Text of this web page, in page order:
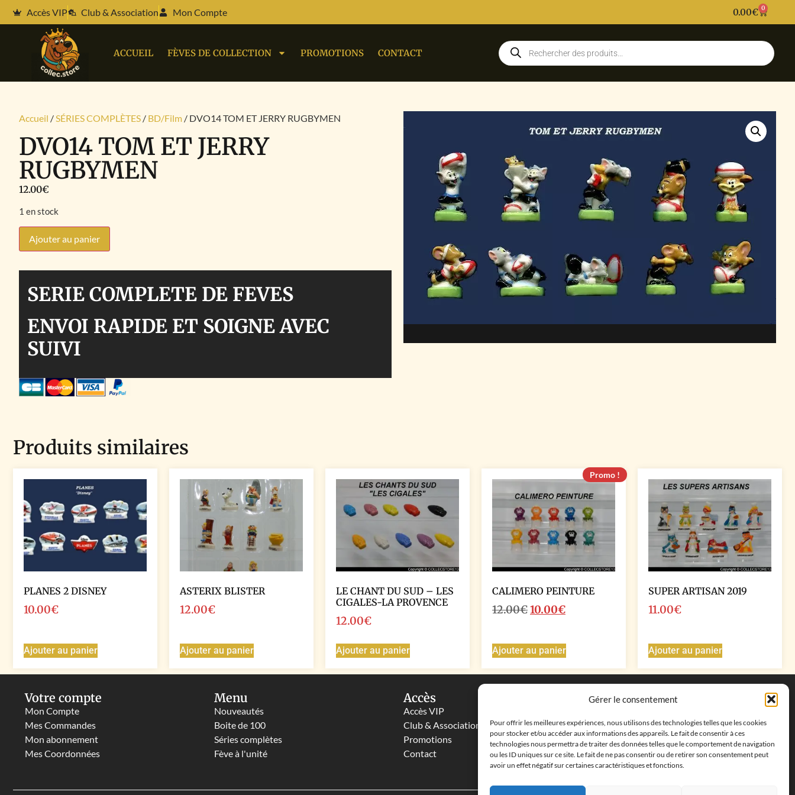
Gérer le consentement
Pour offrir les meilleures expériences, nous utilisons des technologies telles que les cookies
pour stocker et/ou accéder aux informations des appareils. Le fait de consentir à ces
technologies nous permettra de traiter des données telles que le comportement de navigation
ou les ID uniques sur ce site. Le fait de ne pas consentir ou de retirer son consentement peut
avoir un effet négatif sur certaines caractéristiques et fonctions.
Accès VIP Club & Association Mon Compte 0.00€ 0
ACCUEIL FÈVES DE COLLECTION PROMOTIONS CONTACT
Accueil /SÉRIES COMPLÈTES / BD/Film / DVO14 TOM ET JERRY RUGBYMEN
DVO14 TOM ET JERRY
RUGBYMEN
12.00€
1 en stock
Ajouter au panier
SERIE COMPLETE DE FEVES
ENVOI RAPIDE ET SOIGNE AVEC
SUIVI
Produits similaires
PLANES 2 DISNEY
10.00€
Ajouter au panier
ASTERIX BLISTER
12.00€
Ajouter au panier
LE CHANT DU SUD – LES
CIGALES-LA PROVENCE
12.00€
Ajouter au panier
Promo !
CALIMERO PEINTURE
12.00€10.00€
Ajouter au panier
SUPER ARTISAN 2019
11.00€
Ajouter au panier
Votre compte
Mon Compte
Mes Commandes
Mon abonnement
Mes Coordonnées
Menu
Nouveautés
Boite de 100
Séries complètes
Fève à l'unité
Accès
Accès VIP
Club & Associations
Promotions
Contact
Coordonnées
cléments, 13500 Martigues, France
Téléphone : ‭+33652313256‬
Email :feves.collecstore@gmail.com